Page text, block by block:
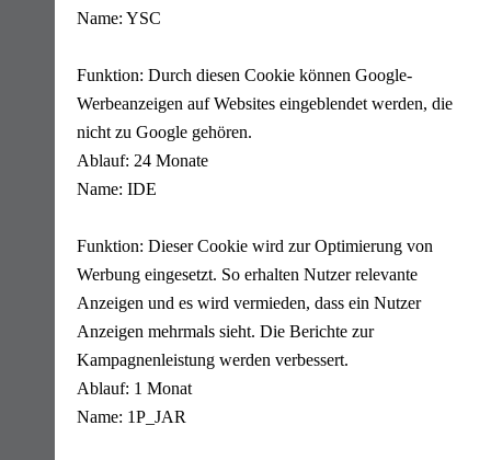
Name: YSC
Funktion: Durch diesen Cookie können Google-
Werbeanzeigen auf Websites eingeblendet werden, die
nicht zu Google gehören.
Ablauf: 24 Monate
Name: IDE
Funktion: Dieser Cookie wird zur Optimierung von
Werbung eingesetzt. So erhalten Nutzer relevante
Anzeigen und es wird vermieden, dass ein Nutzer
Anzeigen mehrmals sieht. Die Berichte zur
Kampagnenleistung werden verbessert.
Ablauf: 1 Monat
Name: 1P_JAR